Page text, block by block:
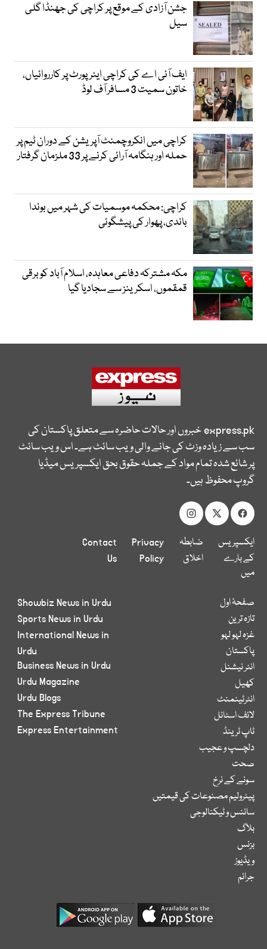
جشن آزادی کے موقع پر کراچی کی جھنڈا گلی
سیل
ایف آئی اے کی کراچی ایئرپورٹ پر کارروائیاں،
خاتون سمیت 3 مسافر آف لوڈ
کراچی میں انکروچمنٹ آپریشن کے دوران ٹیم پر
حملہ اور ہنگامہ آرائی کرنے پر 33 ملزمان گرفتار
کراچی: محکمہ موسمیات کی شہر میں بوندا
باندی، پھوار کی پیشگوئی
مکہ مشترکہ دفاعی معاہدہ، اسلام آباد کو برقی
قمقموں، اسکرینز سے سجادیا گیا
express.pkخبروں اور حالات حاضرہ سے متعلق پاکستان کی
سب سے زیادہ وزٹ کی جانے والی ویب سائٹ ہے۔ اس ویب سائٹ
پر شائع شدہ تمام مواد کے جملہ حقوق بحق ایکسپریس میڈیا
گروپ محفوظ ہیں۔
ایکسپریس
کے بارے
میں
ضابطہ
اخلاق
Privacy
Policy
Contact
Us
صفحۂ اول
تازہ ترین
غزہ لہو لہو
پاکستان
انٹر نیشنل
کھیل
انٹرٹینمنٹ
لائف اسٹائل
ٹاپ ٹرینڈ
دلچسپ و عجیب
صحت
سونے کے نرخ
پیٹرولیم مصنوعات کی قیمتیں
سائنس و ٹیکنالوجی
بلاگ
بزنس
ویڈیوز
جرائم
Showbiz News in Urdu
Sports News in Urdu
International News in
Urdu
Business News in Urdu
Urdu Magazine
Urdu Blogs
The Express Tribune
Express Entertainment